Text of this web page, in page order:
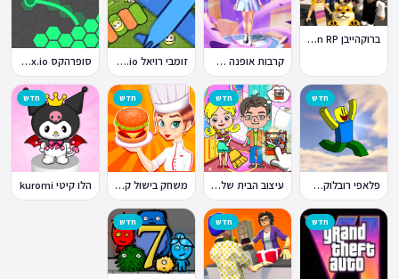
ברוקהייבן Brookhaven RP
קרבות אופנה Fashion Battle זומבי רויאל ZombsRoyale.io סופרהקס Superhex.io
חדש
פלאפי רובלוקס Flappy Roblox
חדש
עיצוב הבית של טוקה בוקה
חדש
משחק בישול קדחת הבישול Cooking Fever
חדש
הלו קיטי kuromi
חדש חדש חדש